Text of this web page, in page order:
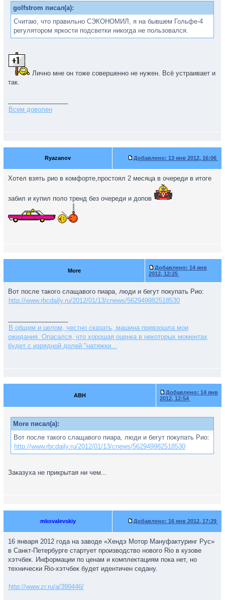
golfstrom писал(а):
Считаю, что правильно СЭКОНОМИЛ, я на бывшем Гольфе-4
регулятором яркости подсветки никогда не пользовался.
Лично мне он тоже совершенно не нужен. Всё устраивает и
так.
Всем доволен
Ryazanov Добавлено: 13 янв 2012, 16:06
Хотел взять рио в комфорте,простоял 2 месяца в очереди в итоге
забил и купил поло тренд без очереди и допов
More Добавлено: 14 янв
2012, 12:25
Вот после такого слащавого пиара, люди и бегут покупать Рио:
http://www.rbcdaily.ru/2012/01/13/cnews/562949982518530
В общем и целом, честно сказать, машина превзошла мои
ожидания. Опасался, что хорошая оценка в некоторых моментах
будет с изрядной долей "натяжки...
ABH Добавлено: 14 янв
2012, 12:54
More писал(а):
Вот после такого слащавого пиара, люди и бегут покупать Рио:
http://www.rbcdaily.ru/2012/01/13/cnews/562949982518530
Заказуха не прикрытая ни чем...
mkovalevskiy Добавлено: 16 янв 2012, 17:29
16 января 2012 года на заводе «Хендэ Мотор Мануфактуринг Рус»
в Санкт-Петербурге стартует производство нового Rio в кузове
хэтчбек. Информации по ценам и комплектациям пока нет, но
технически Rio-хэтчбек будет идентичен седану.
http://www.zr.ru/a/399446/